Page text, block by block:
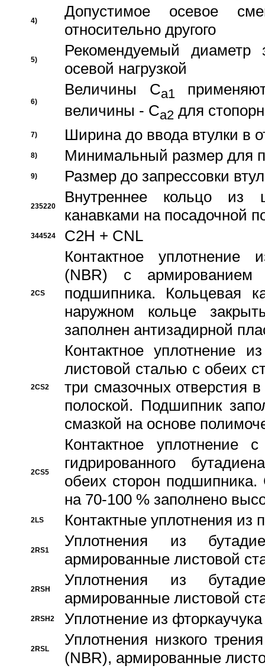
4)
Допустимое осевое
относительно другого
5)
Рекомендуемый диаметр
осевой нагрузкой
6)
Величины Ca1
величины - Ca2 для
7) Ширина до ввода втулки в
8) Минимальный размер для
9) Размер до запрессовки
235220
Внутреннее кольцо из
канавками на посадочной
344524 C2H + CNL
2CS
Контактное уплотнение
(NBR) с
подшипника. Кольцевая
наружном кольце
заполнен антизадирной
2CS2
Контактное уплотнение
листовой сталью с обеих
три смазочных отверстия
полоской. Подшипник
смазкой на основе
2CS5
Контактное уплотнение
гидрированного
обеих сторон
на 70-100 % заполнено
2LS Контактные уплотнения из
2RS1
Уплотнения из
армированные листовой
2RSH
Уплотнения из
армированные листовой
2RSH2 Уплотнение из
2RSL
Уплотнения низкого
(NBR), армированные